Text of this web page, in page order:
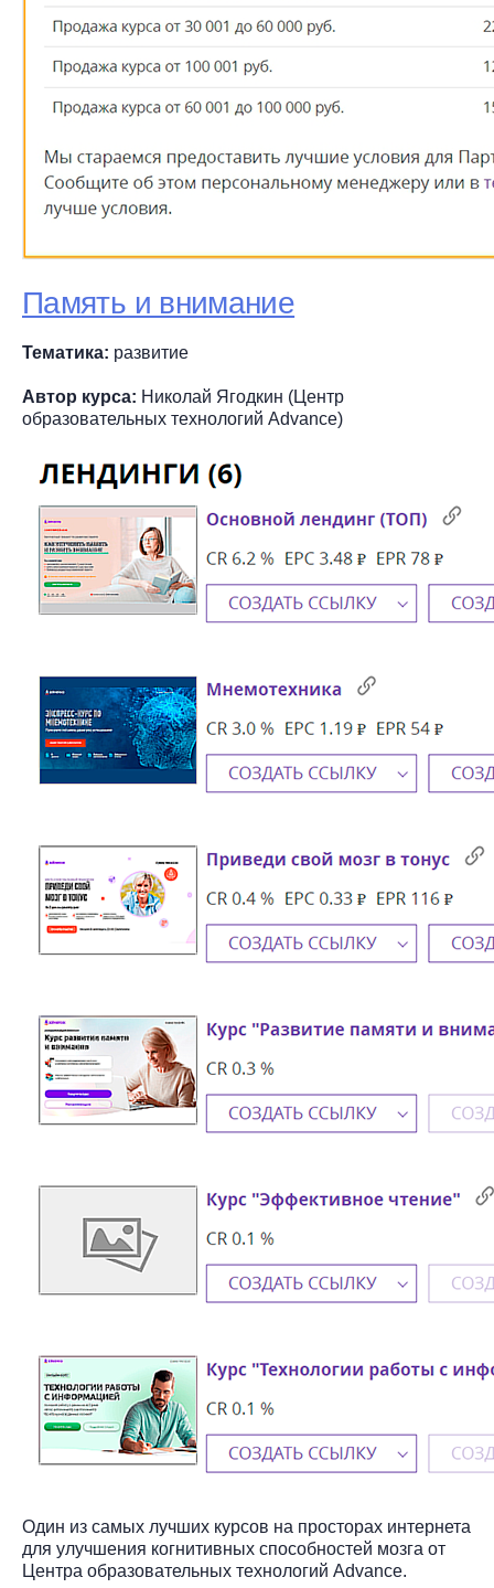
Память и внимание
Тематика: развитие
Автор курса: Николай Ягодкин (Центр
образовательных технологий Advance)
Один из самых лучших курсов на просторах интернета
для улучшения когнитивных способностей мозга от
Центра образовательных технологий Advance.